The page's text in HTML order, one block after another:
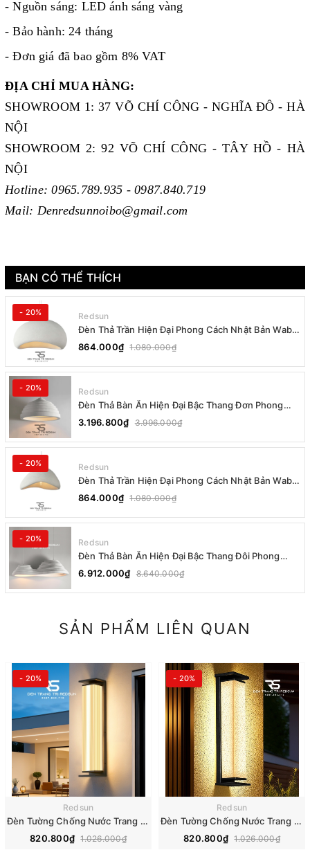
- Nguồn sáng: LED ánh sáng vàng
- Bảo hành: 24 tháng
- Đơn giá đã bao gồm 8% VAT
ĐỊA CHỈ MUA HÀNG:
SHOWROOM 1: 37 VÕ CHÍ CÔNG - NGHĨA ĐÔ - HÀ
NỘI
SHOWROOM 2: 92 VÕ CHÍ CÔNG - TÂY HỒ - HÀ
NỘI
Hotline: 0965.789.935 - 0987.840.719
Mail: Denredsunnoibo@gmail.com
BẠN CÓ THỂ THÍCH
- 20% Redsun
Đèn Thả Trần Hiện Đại Phong Cách Nhật Bản Wabi-
sabi CDT-T036 Dáng B
864.000₫ 1.080.000₫
- 20% Redsun
Đèn Thả Bàn Ăn Hiện Đại Bậc Thang Đơn Phong
Cách Nhật Bản Wabi-sabi DC-T078B
3.196.800₫ 3.996.000₫
- 20% Redsun
Đèn Thả Trần Hiện Đại Phong Cách Nhật Bản Wabi-
sabi CDT-T036 Dáng A
864.000₫ 1.080.000₫
- 20% Redsun
Đèn Thả Bàn Ăn Hiện Đại Bậc Thang Đôi Phong
Cách Nhật Bản Wabi-sabi DC-T078A
6.912.000₫ 8.640.000₫
SẢN PHẨM LIÊN QUAN
- 20%
Redsun
Đèn Tường Chống Nước Trang Trí Ngoài Trời Nhà Hàng, Khách Sạn, Biệt Thự, Sân Vườn DTOD-001
820.800₫ 1.026.000₫
- 20%
Redsun
Đèn Tường Chống Nước Trang Trí Ngoài Trời Nhà Hàng, Khách Sạn, Biệt Thự, Sân Vườn DTOD-002
820.800₫ 1.026.000₫